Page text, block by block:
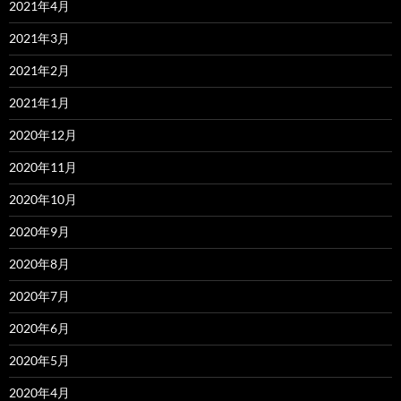
2021年4月
2021年3月
2021年2月
2021年1月
2020年12月
2020年11月
2020年10月
2020年9月
2020年8月
2020年7月
2020年6月
2020年5月
2020年4月